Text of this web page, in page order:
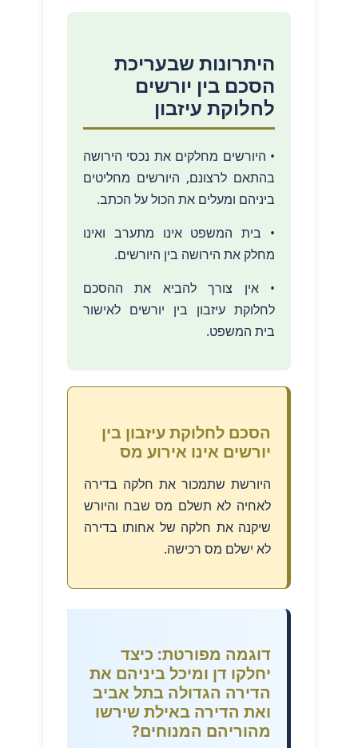
היתרונות שבעריכת
הסכם בין יורשים
לחלוקת עיזבון
• היורשים מחלקים את נכסי הירושה
בהתאם לרצונם, היורשים מחליטים
ביניהם ומעלים את הכול על הכתב.
• בית המשפט אינו מתערב ואינו
מחלק את הירושה בין היורשים.
• אין צורך להביא את ההסכם
לחלוקת עיזבון בין יורשים לאישור
בית המשפט.
הסכם לחלוקת עיזבון בין
יורשים אינו אירוע מס
היורשת שתמכור את חלקה בדירה
לאחיה לא תשלם מס שבח והיורש
שיקנה את חלקה של אחותו בדירה
לא ישלם מס רכישה.
דוגמה מפורטת: כיצד
יחלקו דן ומיכל ביניהם את
הדירה הגדולה בתל אביב
ואת הדירה באילת שירשו
מהוריהם המנוחים?